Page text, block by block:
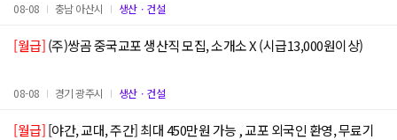
08-08 충남 아산시 생산ㆍ건설
[월급](주)쌍곰 중국교포 생산직 모집, 소개소 X (시급13,000원이상)
08-08 경기 광주시 생산ㆍ건설
[월급]